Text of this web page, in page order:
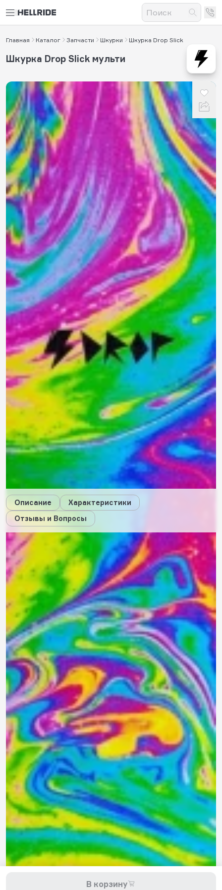
Главная Каталог Запчасти Шкурки Шкурка Drop Slick
Шкурка Drop Slick мульти
890 ₽
0.0
Нет отзывов
Задать
вопрос
В корзину
36 будет начислено за покупку
Дарим стикеры!
Описание
Характеристики
Отзывы и Вопросы
Описание
Характеристики
Отзывы
Вопросы0
Вам ответит наш консультант или пользователи, купившие
этот товар.
Пока нет вопросов
8 800 200-11-45
Задать вопрос в Telegram
5,0
Рейтинг магазина
Мы принимаем к оплате:
самокатов, запчастей для самокатов, аксессуаров, экипировки,